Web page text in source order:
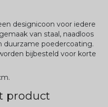
designicoon voor iedere
van staal, naadloos
duurzame poedercoating.
bijbesteld voor korte
product